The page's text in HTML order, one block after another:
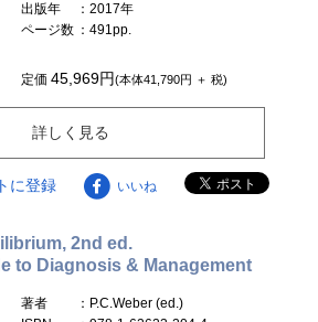
出版年
：2017年
ページ数 ：491pp.
定価45,969円(本体41,790円 ＋ 税)
詳しく見る
に登録 いいね
2nd ed.
to Diagnosis & Management
著者
：P.C.Weber (ed.)